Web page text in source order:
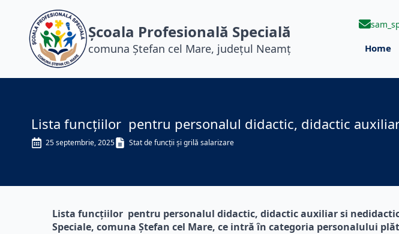
Școala Profesională Specială
comuna Ștefan cel Mare, județul Neamț Home
Lista funcțiilor pentru personalul didactic, didactic
25 septembrie, 2025 Stat de funcții și grilă salarizare
Lista funcțiilor pentru personalul didactic, didactic auxiliar si
Speciale, comuna Ștefan cel Mare, ce intră în categoria personalului